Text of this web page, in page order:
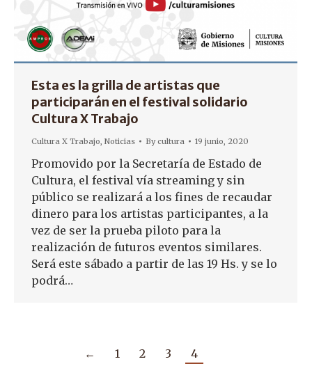
Esta es la grilla de artistas que
participarán en el festival solidario
Cultura X Trabajo
Cultura X Trabajo, Noticias Bycultura 19 junio, 2020
Promovido por la Secretaría de Estado de
Cultura, el festival vía streaming y sin
público se realizará a los fines de recaudar
dinero para los artistas participantes, a la
vez de ser la prueba piloto para la
realización de futuros eventos similares.
Será este sábado a partir de las 19 Hs. y se lo
podrá…
← 1 2 3 4